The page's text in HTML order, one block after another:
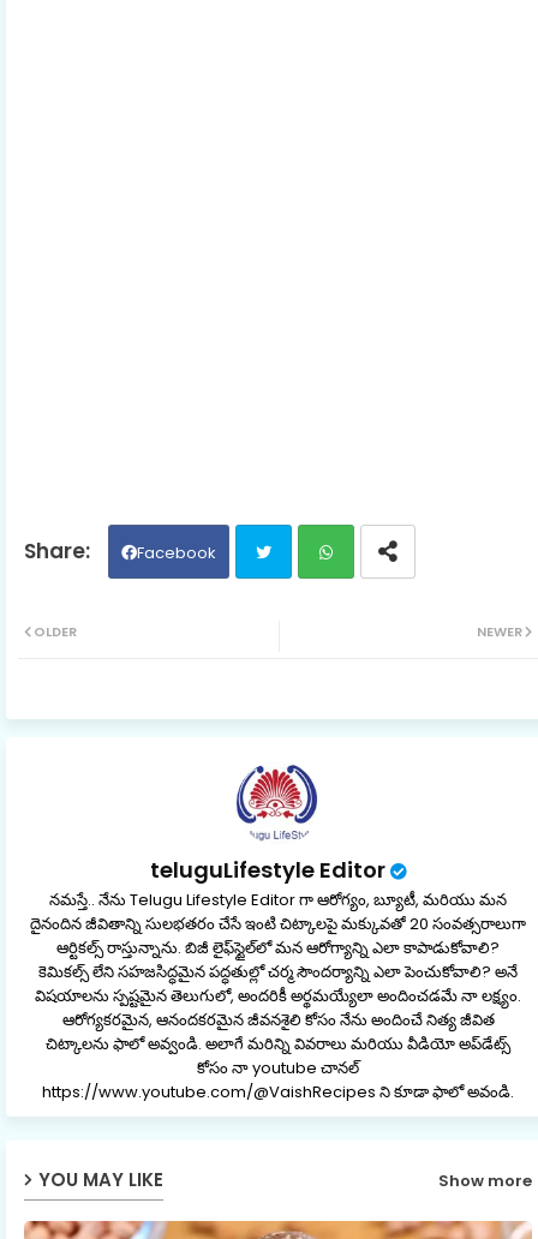
Facebook
ap
NEWER
OLDER
teluguLifestyle Editor
నమస్తే.. నేను Telugu Lifestyle Editor గా ఆరోగ్యం, బ్యూటీ, మరియు మన
దైనందిన జీవితాన్ని సులభతరం చేసే ఇంటి చిట్కాలపై మక్కువతో 20 సంవత్సరాలుగా
ఆర్టికల్స్ రాస్తున్నాను. బిజీ లైఫ్‌స్టైల్‌లో మన ఆరోగ్యాన్ని ఎలా కాపాడుకోవాలి?
కెమికల్స్ లేని సహజసిద్ధమైన పద్ధతుల్లో చర్మ సౌందర్యాన్ని ఎలా పెంచుకోవాలి? అనే
విషయాలను స్పష్టమైన తెలుగులో, అందరికీ అర్థమయ్యేలా అందించడమే నా లక్ష్యం.
ఆరోగ్యకరమైన, ఆనందకరమైన జీవనశైలి కోసం నేను అందించే నిత్య జీవిత
చిట్కాలను ఫాలో అవ్వండి. అలాగే మరిన్ని వివరాలు మరియు వీడియో అప్‌డేట్స్
కోసం నా youtube చానల్
https://www.youtube.com/@VaishRecipes ని కూడా ఫాలో అవండి.
YOU MAY LIKE Show more